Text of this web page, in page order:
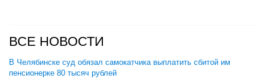
ВСЕ НОВОСТИ
В Челябинске суд обязал самокатчика выплатить сбитой им
пенсионерке 80 тысяч рублей